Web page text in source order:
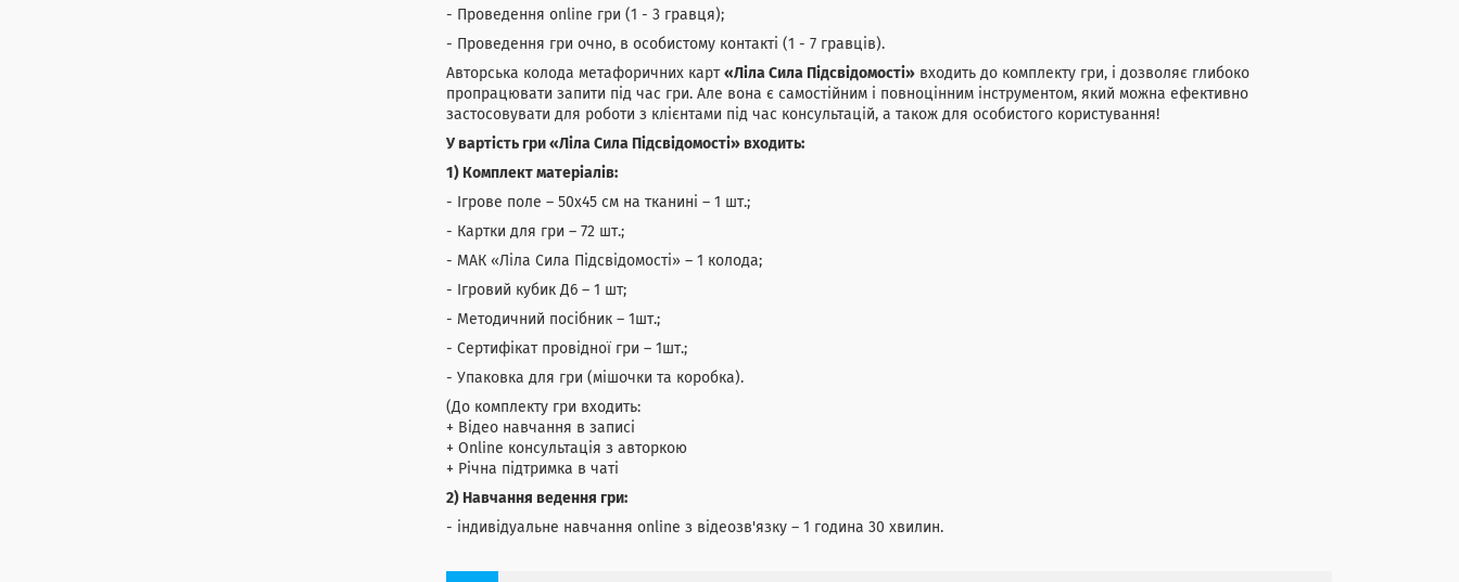
- Проведення online гри (1 - 3 гравця);
- Проведення гри очно, в особистому контакті (1 - 7 гравців).
Авторська колода метафоричних карт «Ліла Сила Підсвідомості» входить до комплекту гри, і дозволяє глибоко
пропрацювати запити під час гри. Але вона є самостійним і повноцінним інструментом, який можна ефективно
застосовувати для роботи з клієнтами під час консультацій, а також для особистого користування!
У вартість гри «Ліла Сила Підсвідомості» входить:
1) Комплект матеріалів:
- Ігрове поле – 50х45 см на тканині – 1 шт.;
- Картки для гри – 72 шт.;
- МАК «Ліла Сила Підсвідомості» – 1 колода;
- Ігровий кубик Д6 – 1 шт;
- Методичний посібник – 1шт.;
- Сертифікат провідної гри – 1шт.;
- Упаковка для гри (мішочки та коробка).
(До комплекту гри входить:
+ Відео навчання в записі
+ Online консультація з авторкою
+ Річна підтримка в чаті
2) Навчання ведення гри:
- індивідуальне навчання online з відеозв'язку – 1 година 30 хвилин.